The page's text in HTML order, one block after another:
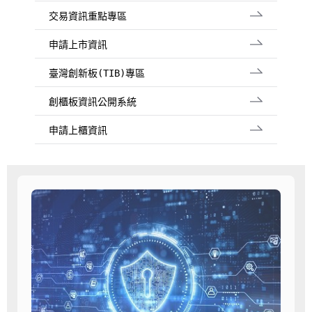
交易資訊重點專區
申請上市資訊
臺灣創新板(TIB)專區
創櫃板資訊公開系統
申請上櫃資訊